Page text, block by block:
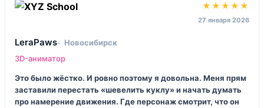
★★★★★
27 января 2026
LeraPaws
Новосибирск
3D-аниматор
Это было жёстко. И ровно поэтому я довольна. Меня прям
заставили перестать «шевелить куклу» и начать думать
про намерение движения. Где персонаж смотрит, что он